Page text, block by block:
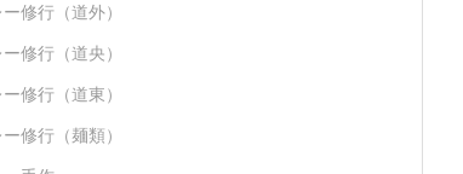
修行（道外）
修行（道央）
修行（道東）
修行（麺類）